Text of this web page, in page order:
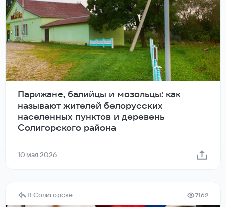
Парижане, балийцы и мозольцы: как
называют жителей белорусских
населенных пунктов и деревень
Солигорского района
10 мая 2026
В Солигорске 7162